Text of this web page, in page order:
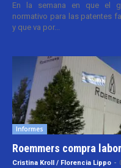
En la semana en que el
normativo para las patentes
y que va por...
Informes
Roemmers compra
Cristina Kroll / Florencia Lippo -